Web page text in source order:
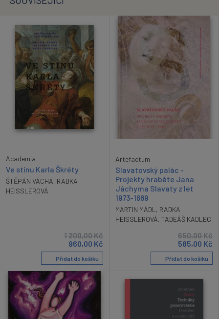
Academia
Ve stínu Karla Škréty
ŠTĚPÁN VÁCHA, RADKA
HEISSLEROVÁ
1 200,00Kč
960,00 Kč
Přidat do košíku
Artefactum
Slavatovský palác -
Projekty hraběte Jana
Jáchyma Slavaty z let
1973-1689
MARTIN MÁDL , RADKA
HEISSLEROVÁ, TADEÁŠ KADLEC
650,00Kč
585,00 Kč
Přidat do košíku